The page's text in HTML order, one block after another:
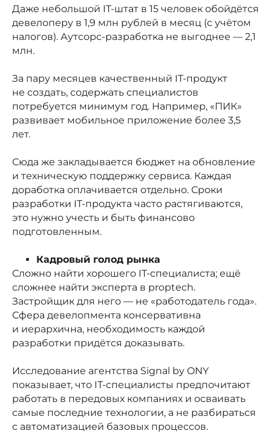
Даже небольшой IT-штат в 15 человек обойдётся
девелоперу в 1,9 млн рублей в месяц (с учётом
налогов). Аутсорс-разработка не выгоднее — 2,1
млн.
За пару месяцев качественный IT-продукт
не создать, содержать специалистов
потребуется минимум год. Например, «ПИК»
развивает мобильное приложение более 3,5
лет.
Сюда же закладывается бюджет на обновление
и техническую поддержку сервиса. Каждая
доработка оплачивается отдельно. Сроки
разработки IT-продукта часто растягиваются,
это нужно учесть и быть финансово
подготовленным.
Кадровый голод рынка
Сложно найти хорошего IT-специалиста; ещё
сложнее найти эксперта в proptech.
Застройщик для него — не «работодатель года».
Сфера девелопмента консервативна
и иерархична, необходимость каждой
разработки придётся доказывать.
Исследование агентства Signal by ONY
показывает, что IT-специалисты предпочитают
работать в передовых компаниях и осваивать
самые последние технологии, а не разбираться
с автоматизацией базовых процессов.